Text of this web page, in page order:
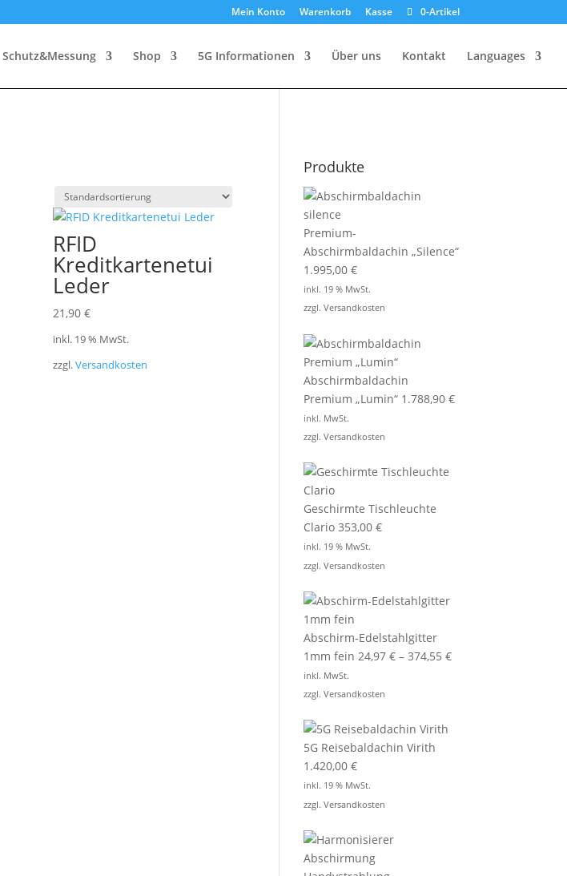
Mein Konto Warenkorb Kasse 0-Artikel
Schutz&Messung Shop 5G Informationen Über uns Kontakt Languages
RFID
Kreditkartenetui
Leder
21,90 €
inkl. 19 % MwSt.
zzgl.Versandkosten
Produkte
Premium-
Abschirmbaldachin „Silence“
1.995,00€
inkl. 19 % MwSt.
zzgl.Versandkosten
Abschirmbaldachin
Premium „Lumin“ 1.788,90€
inkl. MwSt.
zzgl.Versandkosten
Geschirmte Tischleuchte
Clario 353,00€
inkl. 19 % MwSt.
zzgl.Versandkosten
Abschirm-Edelstahlgitter
1mm fein 24,97€ –374,55€
inkl. MwSt.
zzgl.Versandkosten
5G Reisebaldachin Virith
1.420,00€
inkl. 19 % MwSt.
zzgl.Versandkosten